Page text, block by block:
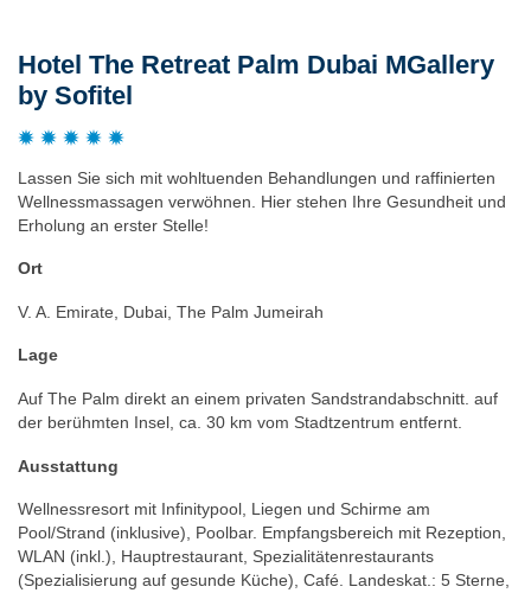
Hotel The Retreat Palm Dubai MGallery
by Sofitel
Lassen Sie sich mit wohltuenden Behandlungen und raffinierten
Wellnessmassagen verwöhnen. Hier stehen Ihre Gesundheit und
Erholung an erster Stelle!
Ort
V. A. Emirate, Dubai, The Palm Jumeirah
Lage
Auf The Palm direkt an einem privaten Sandstrandabschnitt. auf
der berühmten Insel, ca. 30 km vom Stadtzentrum entfernt.
Ausstattung
Wellnessresort mit Infinitypool, Liegen und Schirme am
Pool/Strand (inklusive), Poolbar. Empfangsbereich mit Rezeption,
WLAN (inkl.), Hauptrestaurant, Spezialitätenrestaurants
(Spezialisierung auf gesunde Küche), Café. Landeskat.: 5 Sterne,